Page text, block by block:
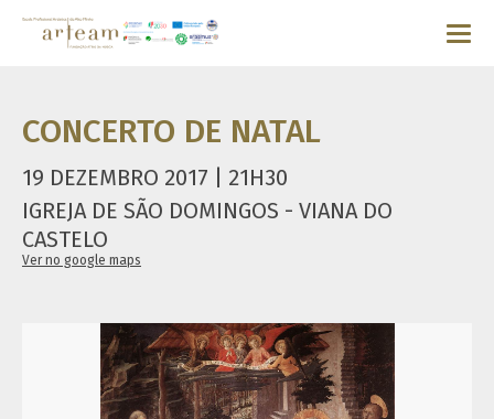
CONCERTO DE NATAL
19 DEZEMBRO 2017 | 21H30
IGREJA DE SÃO DOMINGOS - VIANA DO
CASTELO
Ver no google maps